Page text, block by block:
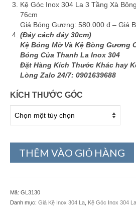
Kệ Góc Inox 304 La 3 Tầng Xà
76cm
Giá Bóng Gương: 580.000 đ – Giá
(Đáy cách đáy 30cm)
Kệ Bóng Mờ Và Kệ Bòng Gương
Bóng Của Thanh La Inox 304
Đặt Hàng Kích Thước Khác hay
Lòng Zalo 24/7: 0901639688
KÍCH THƯỚC GÓC
THÊM VÀO GIỎ HÀNG
Mã: GL3130
Danh mục: Giá Kệ Inox 304 La Kệ Góc Inox 304 La